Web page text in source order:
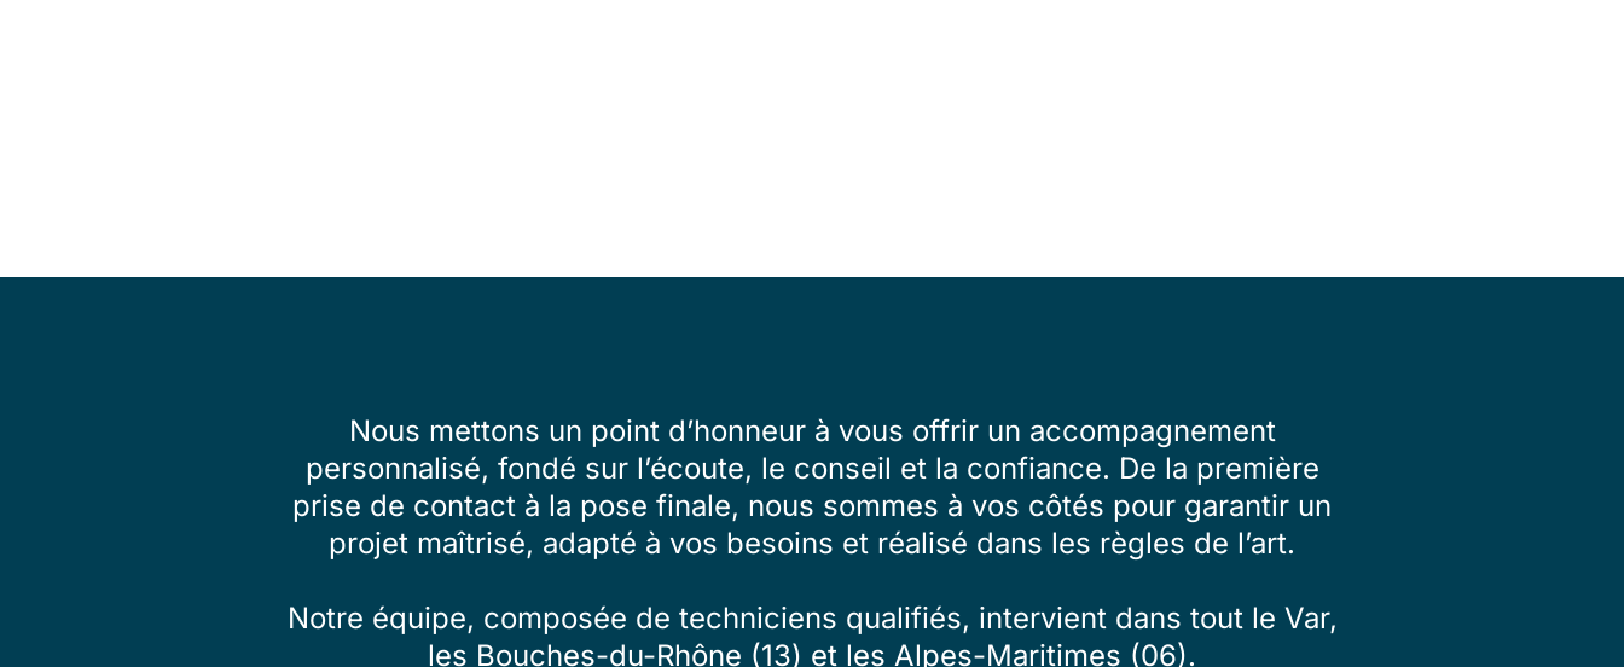
Nous mettons un point d’honneur à vous offrir un accompagnement
personnalisé, fondé sur l’écoute, le conseil et la confiance. De la première
prise de contact à la pose finale, nous sommes à vos côtés pour garantir un
projet maîtrisé, adapté à vos besoins et réalisé dans les règles de l’art.
Notre équipe, composée de techniciens qualifiés, intervient dans tout le Var,
les Bouches-du-Rhône (13) et les Alpes-Maritimes (06).